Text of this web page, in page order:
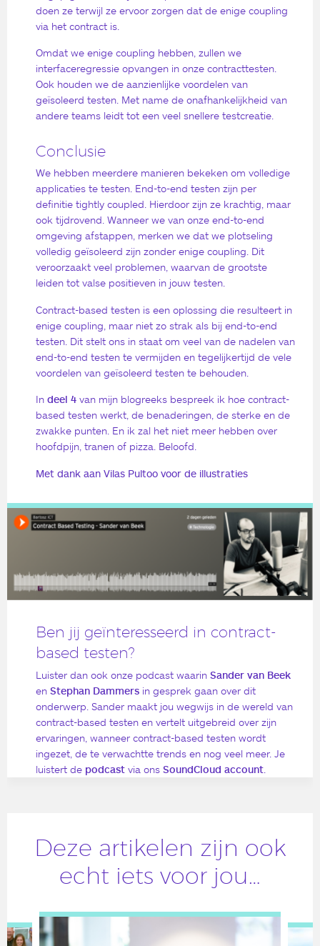
doen ze terwijl ze ervoor zorgen dat de enige coupling
via het contract is.
Omdat we enige coupling hebben, zullen we
interfaceregressie opvangen in onze contracttesten.
Ook houden we de aanzienlijke voordelen van
geïsoleerd testen. Met name de onafhankelijkheid van
andere teams leidt tot een veel snellere testcreatie.
Conclusie
We hebben meerdere manieren bekeken om volledige
applicaties te testen. End-to-end testen zijn per
definitie tightly coupled. Hierdoor zijn ze krachtig, maar
ook tijdrovend. Wanneer we van onze end-to-end
omgeving afstappen, merken we dat we plotseling
volledig geïsoleerd zijn zonder enige coupling. Dit
veroorzaakt veel problemen, waarvan de grootste
leiden tot valse positieven in jouw testen.
Contract-based testen is een oplossing die resulteert in
enige coupling, maar niet zo strak als bij end-to-end
testen. Dit stelt ons in staat om veel van de nadelen van
end-to-end testen te vermijden en tegelijkertijd de vele
voordelen van geïsoleerd testen te behouden.
In deel 4 van mijn blogreeks bespreek ik hoe contract-
based testen werkt, de benaderingen, de sterke en de
zwakke punten. En ik zal het niet meer hebben over
hoofdpijn, tranen of pizza. Beloofd.
Met dank aan Vilas Pultoo voor de illustraties
Ben jij geïnteresseerd in contract-
based testen?
Luister dan ook onze podcast waarin Sander van Beek
en Stephan Dammers in gesprek gaan over dit
onderwerp. Sander maakt jou wegwijs in de wereld van
contract-based testen en vertelt uitgebreid over zijn
ervaringen, wanneer contract-based testen wordt
ingezet, de te verwachtte trends en nog veel meer. Je
luistert de podcast via ons SoundCloud account
Deze artikelen zijn ook
echt iets voor jou…